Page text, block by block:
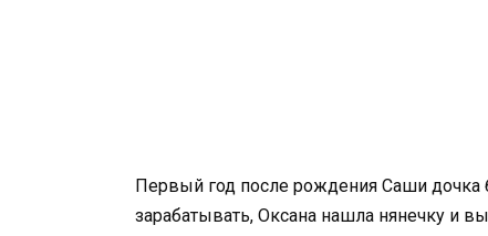
Первый год после рождения Саши дочка
зарабатывать, Оксана нашла нянечку и